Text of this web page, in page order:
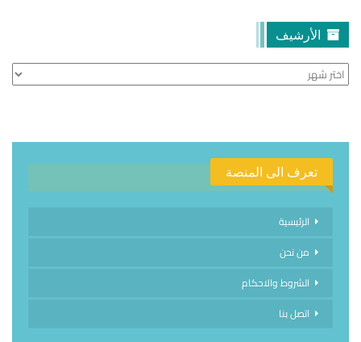
الأرشيف
الأرشيف
تعرف الى المنصة
الرئيسية
من نحن
الشروط والاحكام
اتصل بنا